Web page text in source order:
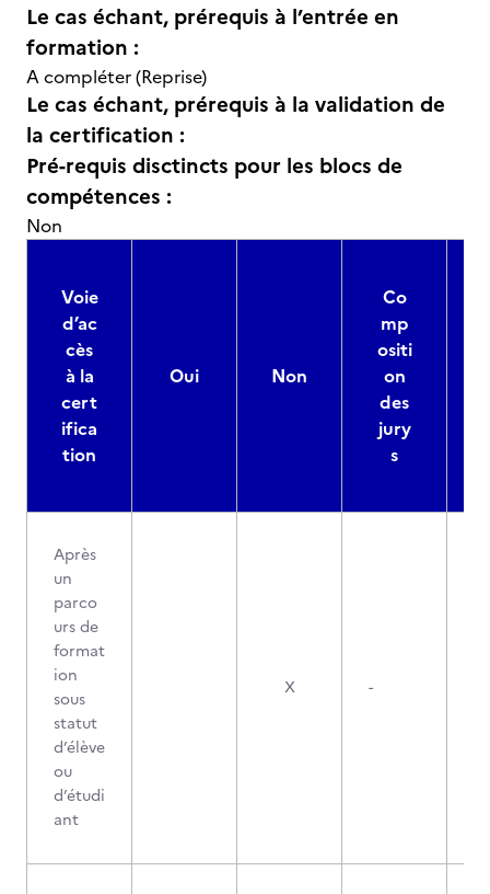
Le cas échant, prérequis à l’entrée en
formation :
A compléter (Reprise)
Le cas échant, prérequis à la validation de
la certification :
Pré-requis disctincts pour les blocs de
compétences :
Non
Voie
d’ac
cès
à la
cert
ifica
tion
Oui Non
Co
mp
ositi
on
des
jury
s
Après
un
parco
urs de
format
ion
sous
statut
d’élève
ou
d’étudi
ant
X -